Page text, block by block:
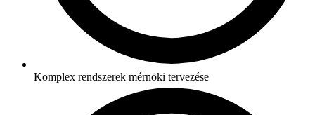
Komplex rendszerek mérnöki tervezése